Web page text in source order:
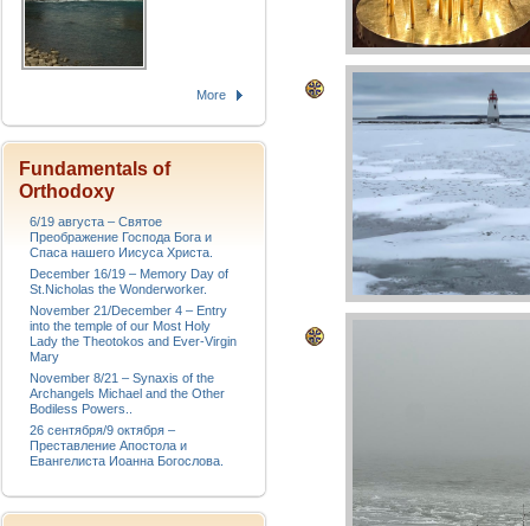
More
Fundamentals of
Orthodoxy
6/19 августа – Святое
Преображение Господа Бога и
Спаса нашего Иисуса Христа.
December 16/19 – Memory Day of
St.Nicholas the Wonderworker.
November 21/December 4 – Entry
into the temple of our Most Holy
Lady the Theotokos and Ever-Virgin
Mary
November 8/21 – Synaxis of the
Archangels Michael and the Other
Bodiless Powers..
26 сентября/9 октября –
Преставление Апостола и
Евангелиста Иоанна Богослова.